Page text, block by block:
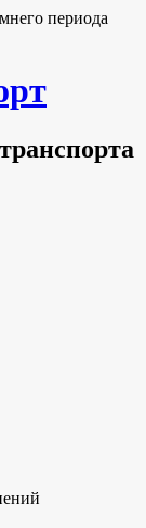
периода